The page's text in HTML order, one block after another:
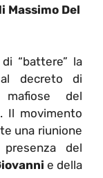
Massimo Del
“battere” la
decreto di
mafiose del
Il movimento
una riunione
del
e della